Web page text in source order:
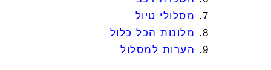
מסלולי טיול
מלונות הכל כלול
הערות למסלול